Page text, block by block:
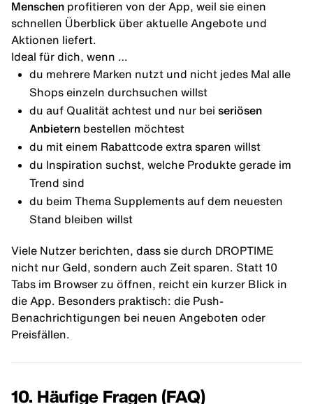
Menschen profitieren von der App, weil sie einen
schnellen Überblick über aktuelle Angebote und
Aktionen liefert.
Ideal für dich, wenn …
du mehrere Marken nutzt und nicht jedes Mal alle
Shops einzeln durchsuchen willst
du auf Qualität achtest und nur bei seriösen
Anbieternbestellen möchtest
du mit einem Rabattcode extra sparen willst
du Inspiration suchst, welche Produkte gerade im
Trend sind
du beim Thema Supplements auf dem neuesten
Stand bleiben willst
Viele Nutzer berichten, dass sie durch DROPTIME
nicht nur Geld, sondern auch Zeit sparen. Statt 10
Tabs im Browser zu öffnen, reicht ein kurzer Blick in
die App. Besonders praktisch: die Push-
Benachrichtigungen bei neuen Angeboten oder
Preisfällen.
10. Häufige Fragen (FAQ)